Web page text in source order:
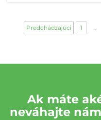
TDV6 a Ingenium sa
Predchádzajúci 1 ...
Ak máte
neváhajte